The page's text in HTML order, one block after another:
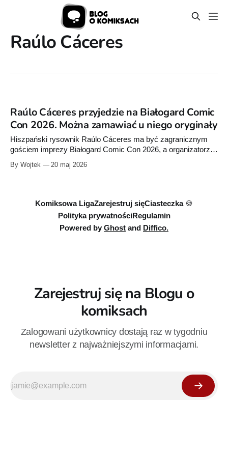
Raúlo Cáceres
Raúlo Cáceres przyjedzie na Białogard Comic
Con 2026. Można zamawiać u niego oryginały
Hiszpański rysownik Raúlo Cáceres ma być zagranicznym
gościem imprezy Białogard Comic Con 2026, a organizatorzy
zachęcają, by już teraz zamawiać u niego oryginalne prace
przygotowane specjalnie na konwent.
By Wojtek 20 maj 2026
Komiksowa LigaZarejestruj sięCiasteczka 🍪
Polityka prywatnościRegulamin
Powered by Ghost and Diffico.
Zarejestruj się na Blogu o
komiksach
Zalogowani użytkownicy dostają raz w tygodniu
newsletter z najważniejszymi informacjami.